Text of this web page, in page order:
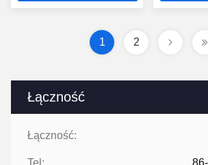
Łączność
Łączność:
Tel:
1 2